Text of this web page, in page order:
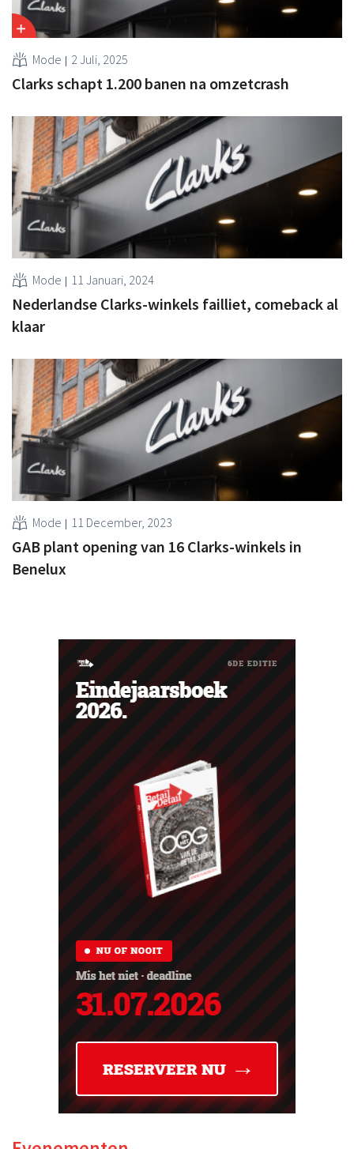
Mode 2 Juli, 2025
Clarks schapt 1.200 banen na omzetcrash
Mode 11 Januari, 2024
Nederlandse Clarks-winkels failliet, comeback al
klaar
Mode 11 December, 2023
GAB plant opening van 16 Clarks-winkels in
Benelux